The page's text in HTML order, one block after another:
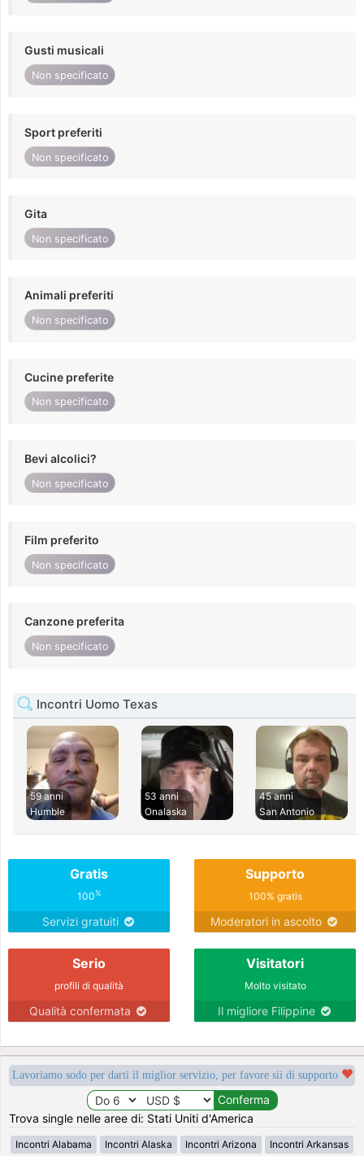
Gusti musicali
Non specificato
Sport preferiti
Non specificato
Gita
Non specificato
Animali preferiti
Non specificato
Cucine preferite
Non specificato
Bevi alcolici?
Non specificato
Film preferito
Non specificato
Canzone preferita
Non specificato
Incontri Uomo Texas
59 anni
Humble
53 anni
Onalaska
45 anni
San Antonio
Gratis
100%
Servizi gratuiti
Supporto
100% gratis
Moderatori in ascolto
Serio
profili di qualità
Qualità confermata
Visitatori
Molto visitato
Il migliore Filippine
Lavoriamo sodo per darti il miglior servizio, per favore sii di supporto
Trova single nelle aree di: Stati Uniti d'America
Incontri Alabama Incontri Alaska Incontri Arizona Incontri Arkansas